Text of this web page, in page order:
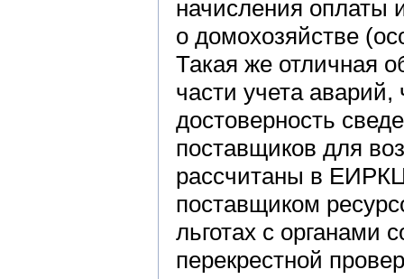
начисления оплаты
о домохозяйстве
Такая же отличная
части учета
достоверность
поставщиков для
рассчитаны в
поставщиком
льготах с органами
перекрестной